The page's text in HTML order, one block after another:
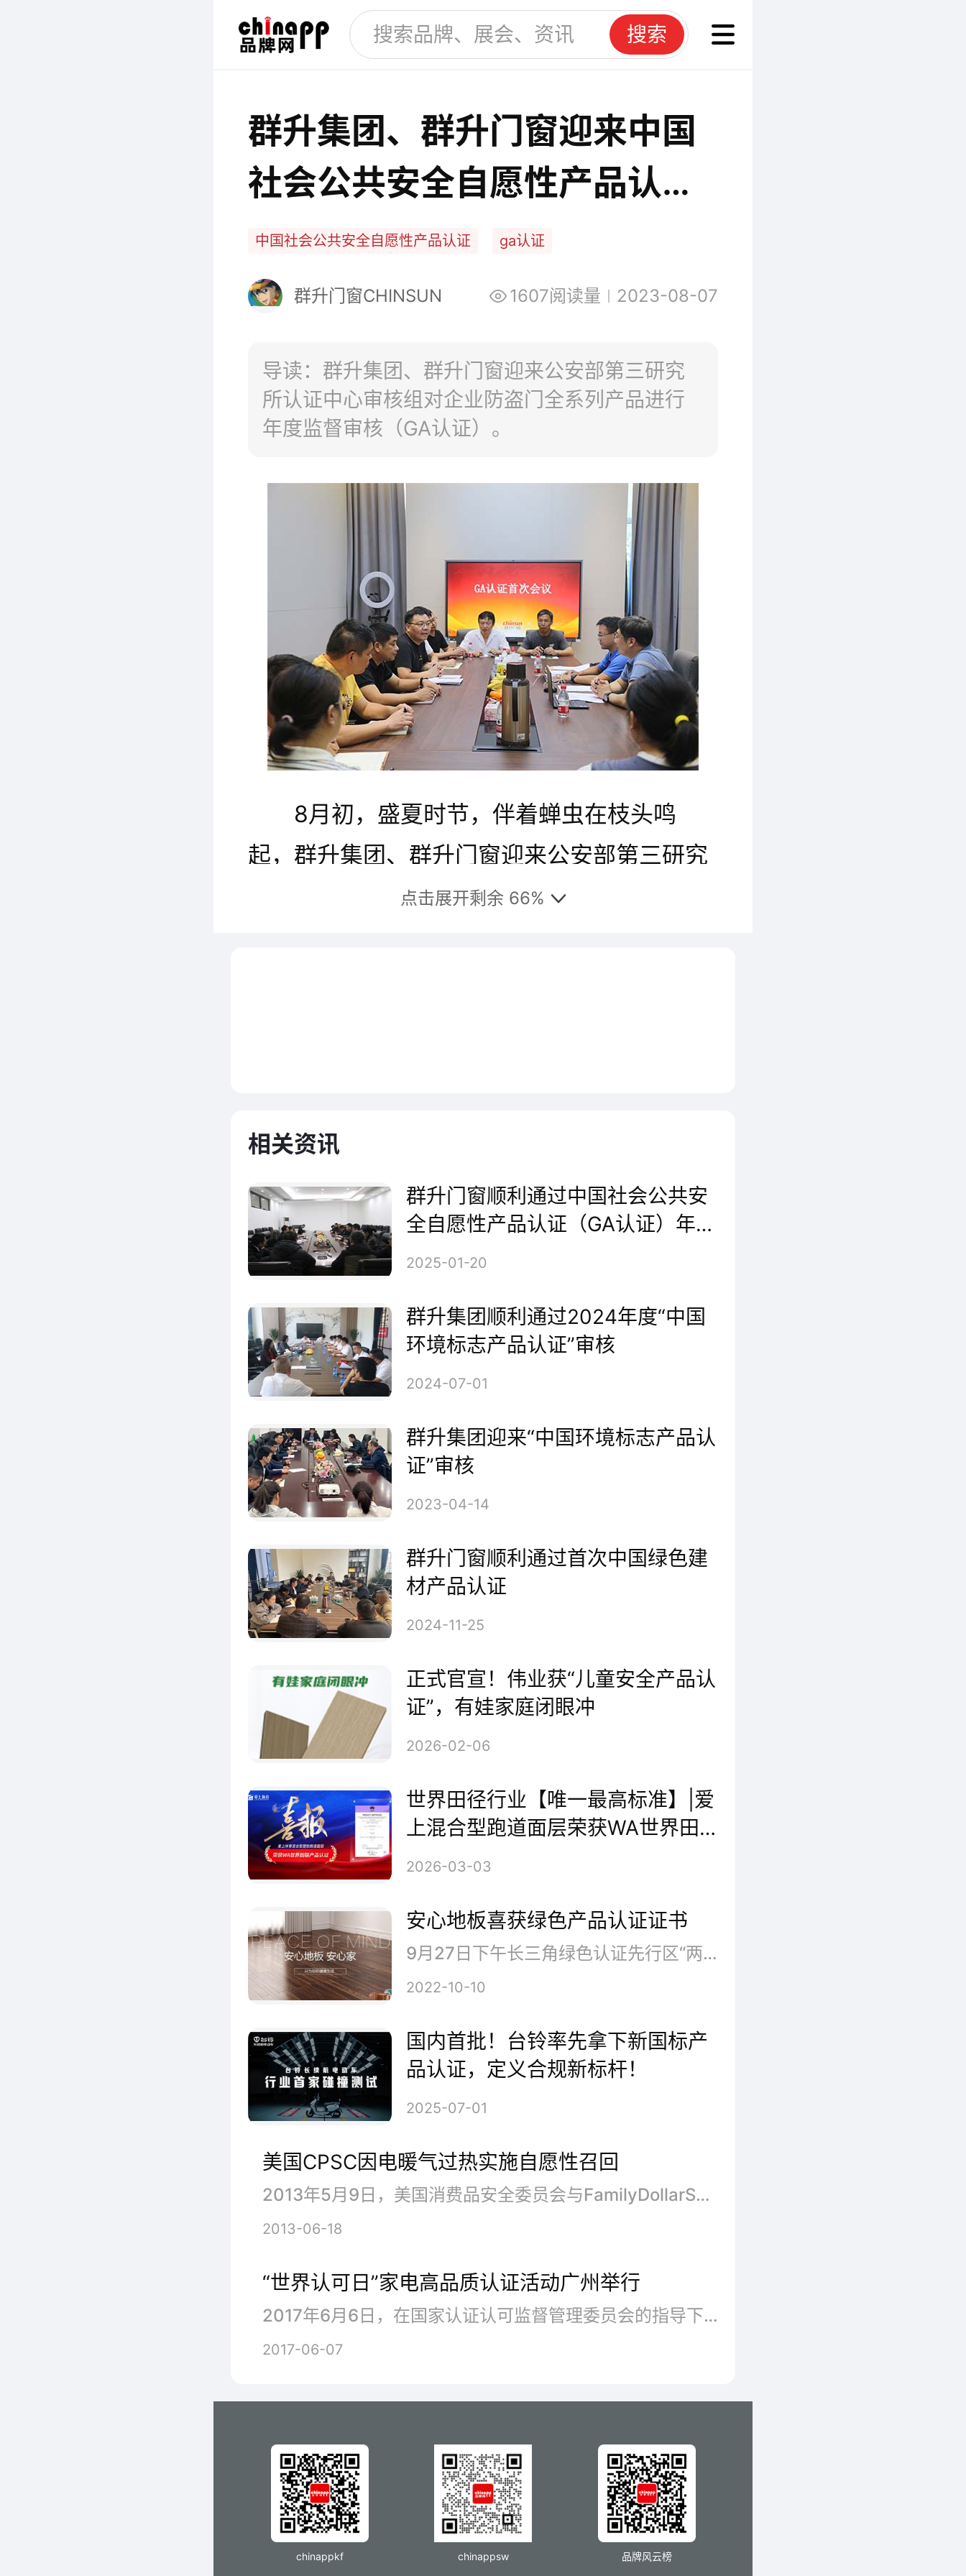
搜索
群升集团、群升门窗迎来中国
社会公共安全自愿性产品认证
（GA认证）年度监督工厂审查
中国社会公共安全自愿性产品认证 ga认证
群升门窗CHINSUN 1607阅读量 2023-08-07
导读：群升集团、群升门窗迎来公安部第三研究
所认证中心审核组对企业防盗门全系列产品进行
年度监督审核（GA认证）。
8月初，盛夏时节，伴着蝉虫在枝头鸣
起，群升集团、群升门窗迎来公安部第三研究
所认证中心审核组对企业防盗门全系列产品进
施产品合格评定的认证实体。公共安全产品认
证标志内含字母"GA"，既是公共安全汉语拼音
的首字母，也是认证所依据的公共安全行业标
准的代码，标志外形的盾形轮廓象征着认证将
为公共安全行业发展提供坚实有力的质量保
证。多年来，在保障产品批量生产的一致性、
提高整体产品质量方面发挥了重大作用。
GA认证会议
首次会议上，群升门窗副总经理兼管理者
代表谭国志及相关部门负责人对审核组的到来
表示热烈欢迎。
点击展开剩余 66%
相关资讯
群升门窗顺利通过中国社会公共安
全自愿性产品认证（GA认证）年度
监督工厂审查
2025-01-20
群升集团顺利通过2024年度“中国
环境标志产品认证”审核
2024-07-01
群升集团迎来“中国环境标志产品认
证”审核
2023-04-14
群升门窗顺利通过首次中国绿色建
材产品认证
2024-11-25
正式官宣！伟业获“儿童安全产品认
证”，有娃家庭闭眼冲
2026-02-06
世界田径行业【唯一最高标准】|爱
上混合型跑道面层荣获WA世界田
联产品认证！
2026-03-03
安心地板喜获绿色产品认证证书
9月27日下午长三角绿色认证先行区“两区一县”建设启动仪式,暨“绿色产品认证与标识宣传周”活动,在苏州市吴江区举行。安心地板多年来积极推进绿色工厂及绿色产品建设，并取得令人瞩目的成就。在此次活动中，安心地板喜获绿色产品认证证书，分别是“实木复合地板”绿色产品认证及“浸渍纸层压木质地板”(强化地板)绿色产品认证。
2022-10-10
国内首批！台铃率先拿下新国标产
品认证，定义合规新标杆！
2025-07-01
美国CPSC因电暖气过热实施自愿性召回
2013年5月9日，美国消费品安全委员会与FamilyDollarServicesInc.联合宣布对中国产便携式电暖器OptimusTowerQuartz实施自愿性...
2013-06-18
“世界认可日”家电高品质认证活动广州举行
2017年6月6日，在国家认证认可监督管理委员会的指导下，由中国电器科学研究院主办，威凯认证检测有限公司(以下简称CVC威凯)承办的世界认可日分会场家电行业全面质量管理升级行动暨高端品质认证发布活动在广州隆重召开。国家认证认可监督管理委员会认证监管部李春江主任、广东省质量技术监督局邱庄胜副局长、中国电器科学研究院秦汉军院长、中国电器科学研究院陈伟升副院长、广东出入境检验检疫局李建华处长、广
2017-06-07
chinappkf chinappsw 品牌风云榜